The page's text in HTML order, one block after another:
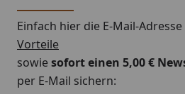
Einfach hier die E-Mail-
Vorteile
sowiesofort einen 5,00 €
per E-Mail sichern: